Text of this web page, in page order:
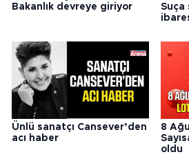
Bakanlık devreye giriyor
Suça
Ünlü sanatçı Cansever’den
acı haber
8
oldu